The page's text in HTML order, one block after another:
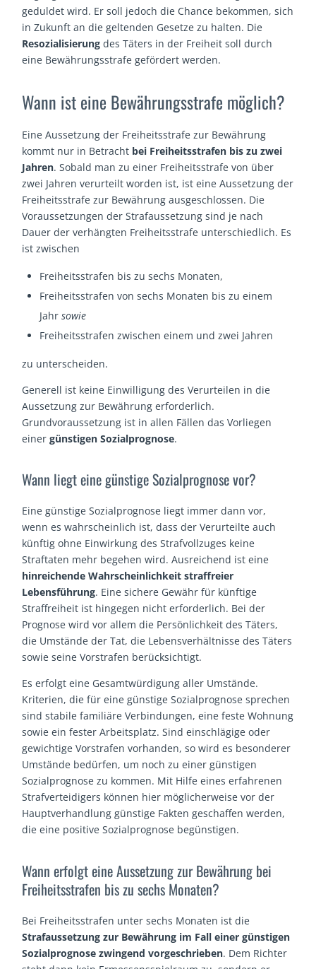
geduldet wird. Er soll jedoch die Chance bekommen, sich
in Zukunft an die geltenden Gesetze zu halten. Die
Resozialisierung des Täters in der Freiheit soll durch
eine Bewährungsstrafe gefördert werden.
Wann ist eine Bewährungsstrafe möglich?
Eine Aussetzung der Freiheitsstrafe zur Bewährung
kommt nur in Betracht bei Freiheitsstrafen bis zu zwei
Jahren. Sobald man zu einer Freiheitsstrafe von über
zwei Jahren verurteilt worden ist, ist eine Aussetzung der
Freiheitsstrafe zur Bewährung ausgeschlossen. Die
Voraussetzungen der Strafaussetzung sind je nach
Dauer der verhängten Freiheitsstrafe unterschiedlich. Es
ist zwischen
Freiheitsstrafen bis zu sechs Monaten,
Freiheitsstrafen von sechs Monaten bis zu einem
Jahrsowie
Freiheitsstrafen zwischen einem und zwei Jahren
zu unterscheiden.
Generell ist keine Einwilligung des Verurteilen in die
Aussetzung zur Bewährung erforderlich.
Grundvoraussetzung ist in allen Fällen das Vorliegen
einergünstigen Sozialprognose.
Wann liegt eine günstige Sozialprognose vor?
Eine günstige Sozialprognose liegt immer dann vor,
wenn es wahrscheinlich ist, dass der Verurteilte auch
künftig ohne Einwirkung des Strafvollzuges keine
Straftaten mehr begehen wird. Ausreichend ist eine
hinreichende Wahrscheinlichkeit straffreier
Lebensführung. Eine sichere Gewähr für künftige
Straffreiheit ist hingegen nicht erforderlich. Bei der
Prognose wird vor allem die Persönlichkeit des Täters,
die Umstände der Tat, die Lebensverhältnisse des Täters
sowie seine Vorstrafen berücksichtigt.
Es erfolgt eine Gesamtwürdigung aller Umstände.
Kriterien, die für eine günstige Sozialprognose sprechen
sind stabile familiäre Verbindungen, eine feste Wohnung
sowie ein fester Arbeitsplatz. Sind einschlägige oder
gewichtige Vorstrafen vorhanden, so wird es besonderer
Umstände bedürfen, um noch zu einer günstigen
Sozialprognose zu kommen. Mit Hilfe eines erfahrenen
Strafverteidigers können hier möglicherweise vor der
Hauptverhandlung günstige Fakten geschaffen werden,
die eine positive Sozialprognose begünstigen.
Wann erfolgt eine Aussetzung zur Bewährung bei
Freiheitsstrafen bis zu sechs Monaten?
Bei Freiheitsstrafen unter sechs Monaten ist die
Strafaussetzung zur Bewährung im Fall einer günstigen
Sozialprognose zwingend vorgeschrieben. Dem Richter